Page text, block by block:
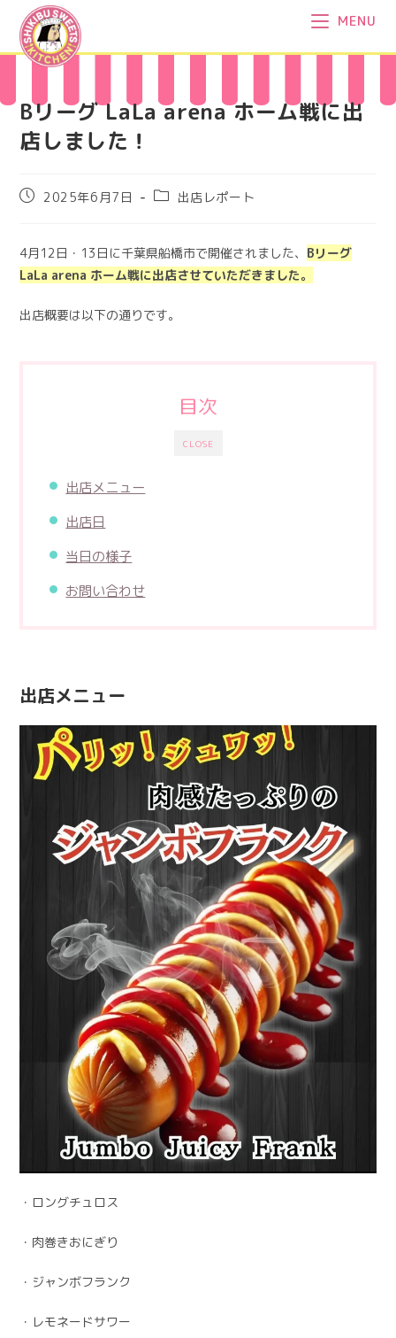
テ
ツ
MENU
Bリーグ LaLa arena ホーム戦に出
店しました！
投
開
日:
2025年6月7日
投
テ
ゴ
リ
出店レポート
4月12日・13日に千葉県船橋市で開催されました、 Bリーグ
LaLa arena ホーム戦に出店させていただきました。
出店概要は以下の通りです。
CLOSE
目次
出店メニュー
出店日
当日の様子
お問い合わせ
出店メニュー
・ロングチュロス
・肉巻きおにぎり
・ジャンボフランク
・レモネードサワー